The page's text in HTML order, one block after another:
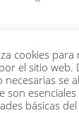
cookies
el sitio web.
necesarias se
son
básicas